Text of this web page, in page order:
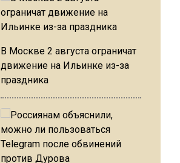
В Москве 2 августа ограничат
движение на Ильинке из-за
праздника